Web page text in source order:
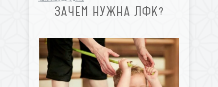
ЗАЧЕМ НУЖНА ЛФК?